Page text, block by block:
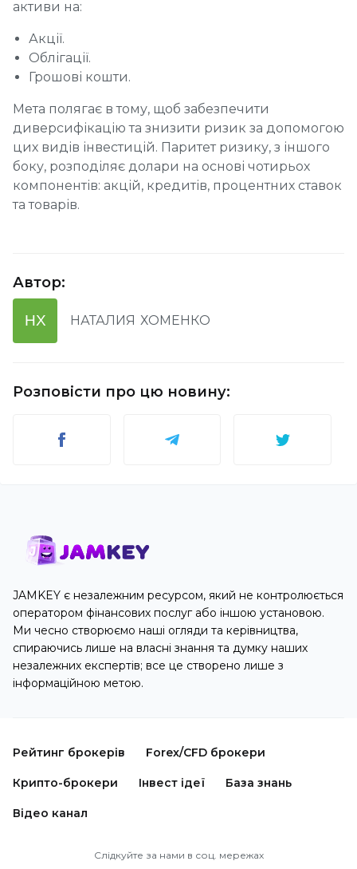
активи на:
Акції.
Облігації.
Грошові кошти.
Мета полягає в тому, щоб забезпечити
диверсифікацію та знизити ризик за допомогою
цих видів інвестицій. Паритет ризику, з іншого
боку, розподіляє долари на основі чотирьох
компонентів: акцій, кредитів, процентних ставок
та товарів.
Автор:
НХ НАТАЛИЯ ХОМЕНКО
Розповісти про цю новину:
JAMKEY є незалежним ресурсом, який не контролюється
оператором фінансових послуг або іншою установою.
Ми чесно створюємо наші огляди та керівництва,
спираючись лише на власні знання та думку наших
незалежних експертів; все це створено лише з
інформаційною метою.
Рейтинг брокерів Forex/CFD брокери
Крипто-брокери Інвест ідеї База знань
Відео канал
Слідкуйте за нами в соц. мережах